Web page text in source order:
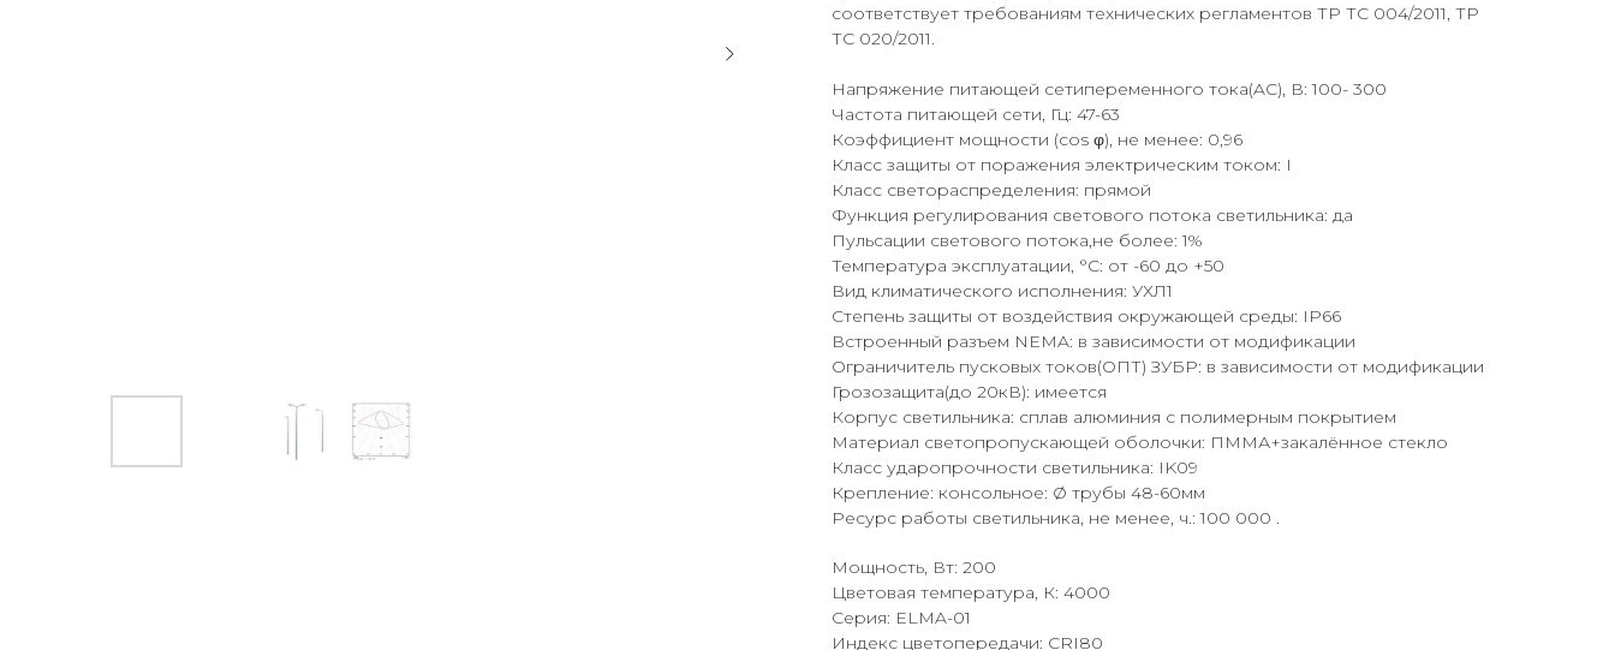
соответствует требованиям технических регламентов ТР ТС 004/2011, ТР
ТС 020/2011.
Напряжение питающей сетипеременного тока(AC), В: 100- 300
Частота питающей сети, Гц: 47-63
Коэффициент мощности (cos φ), не менее: 0,96
Класс защиты от поражения электрическим током: I
Класс светораспределения: прямой
Функция регулирования светового потока светильника: да
Пульсации светового потока,не более: 1%
Температура эксплуатации, °C: от -60 до +50
Вид климатического исполнения: УХЛ1
Степень защиты от воздействия окружающей среды: IР66
Встроенный разъем NEMA: в зависимости от модификации
Ограничитель пусковых токов(ОПТ) ЗУБР: в зависимости от модификации
Грозозащита(до 20кВ): имеется
Корпус светильника: сплав алюминия с полимерным покрытием
Материал светопропускающей оболочки: ПММА+закалённое стекло
Класс ударопрочности светильника: IK09
Крепление: консольное: Ø трубы 48-60мм
Ресурс работы светильника, не менее, ч.: 100 000 .
Мощность, Вт: 200
Цветовая температура, К: 4000
Серия: ELMA-01
Индекс цветопередачи: CRI80